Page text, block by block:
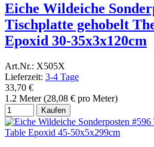
Eiche Wildeiche
Tischplatte gehobelt
Epoxid 30-35x3x120cm
Art.Nr.: X505X
Lieferzeit: 3-4 Tage
33,70 €
1.2 Meter (28,08 € pro Meter)
Kaufen